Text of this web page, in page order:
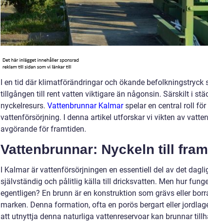
I en tid där klimatförändringar och ökande befolkningstryck
tillgången till rent vatten viktigare än någonsin. Särskilt i
nyckelresurs. Vattenbrunnar Kalmarspelar en central roll
vattenförsörjning. I denna artikel utforskar vi vikten av
avgörande för framtiden.
Vattenbrunnar: Nyckeln till
I Kalmar är vattenförsörjningen en essentiell del av det
självständig och pålitlig källa till dricksvatten. Men hur
egentligen? En brunn är en konstruktion som grävs eller
marken. Denna formation, ofta en porös bergart eller
att utnyttja denna naturliga vattenreservoar kan brunnar